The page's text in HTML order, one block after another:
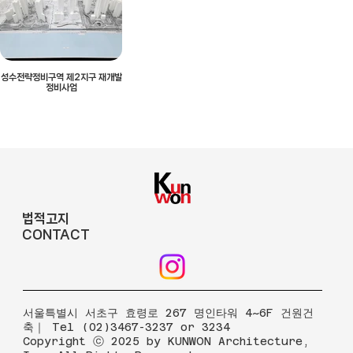
성수전략정비구역 제2지구 재개발
정비사업
법적고지
CONTACT
​서울특별시 서초구 효령로 267 명인타워 4~6F 건원건
축｜ Tel (02)3467-3237 or 3234
Copyright ⓒ 2025 by KUNWON Architecture,